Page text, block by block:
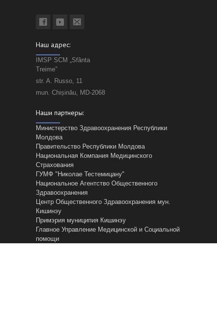
Наш адрес:
IMSP SCM „Sfânta
str. A. Russo, 11
Наши партнеры:
Министерство Здравоохранения Республики
Молдова
Правительство Республики Молдова
Национальная Компания Медицинского
Страхования
ГУМФ "Николае Тестемицану"
Национальное Агентство Общественного
Здравоохранения
Центр Общественного Здравоохранения мун.
Кишинэу
Примэрия муниципия Кишинэу
Главное Управление Mедицинской и Cоциальной
помощи